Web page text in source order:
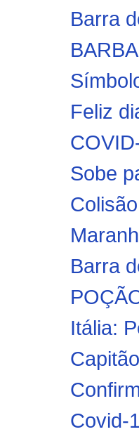
Barra
Feliz
Sobe
Barra
Itália:
Covid-